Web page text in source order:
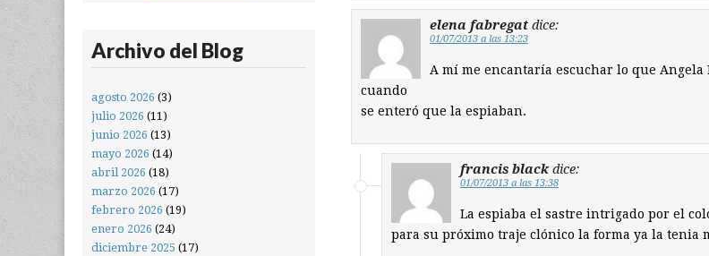
elena fabregat dice:
01/07/2013 a las 13:23
A mí me encantaría escuchar lo que Angela
cuando
se enteró que la espiaban.
francis black dice:
01/07/2013 a las 13:38
La espiaba el sastre intrigado por el
para su próximo traje clónico la forma ya la tenia
Archivo del Blog
agosto 2026 (3)
julio 2026 (11)
junio 2026 (13)
mayo 2026 (14)
abril 2026 (18)
marzo 2026 (17)
febrero 2026 (19)
enero 2026 (24)
diciembre 2025 (17)